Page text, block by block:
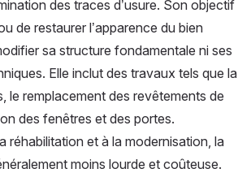
des traces d’usure. Son objectif
de restaurer l’apparence du bien
sa structure fondamentale ni ses
Elle inclut des travaux tels que la
le remplacement des revêtements de
des fenêtres et des portes.
réhabilitation et à la modernisation, la
moins lourde et coûteuse.